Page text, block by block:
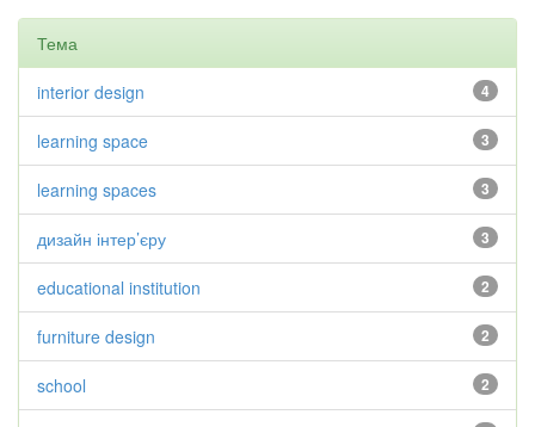
Тема
4
interior design
3
learning space
3
learning spaces
3
дизайн інтер’єру
2
educational institution
2
furniture design
2
school